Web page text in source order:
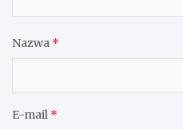
Nazwa *
E-mail *